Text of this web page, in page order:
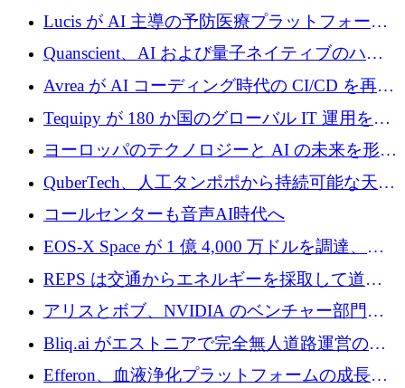
に 400 万ユーロを確保
Lucis が AI 主導の予防医療プラットフォーム
を拡大するためにシリーズ A で 2,000 万ドル
を調達
Quanscient、AI および量子ネイティブのハー
ドウェア エンジニアリングを推進するために
1,000 万ユーロを調達
Avrea が AI コーディング時代の CI/CD を再発
明するために 470 万ドルをかけてステルスか
ら浮上
Tequipy が 180 か国のグローバル IT 運用を自
動化するために 300 万ユーロ以上を調達
ヨーロッパのテクノロジーと AI の未来を形作
る: イノベーション リーダーが Nexus
Luxembourg 2026 に集まる理由
QuberTech、人工タンポポから持続可能な天然
ゴムを開発するために 340 万ポンドを調達
コールセンターも音声AI時代へ
EOS-X Space が 1 億 4,000 万ドルを調達、
Mistral が Emmi AI を買収、Bliq がエストニア
での完全無人道路運営を承認
REPS は交通からエネルギーを採取して道路
を発電所に変えるために 2,360 万ドルを調達
アリスとボブ、NVIDIA のベンチャー部門か
らの投資でシリーズ B を拡大
Bliq.ai がエストニアで完全無人道路運営の承
認を獲得
Efferon、血液浄化プラットフォームの成長に